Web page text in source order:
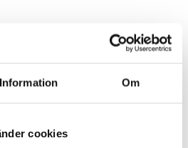
Information Om
cookies